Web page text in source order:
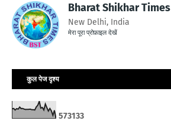
Bharat Shikhar Times
New Delhi, India
मेरा पूरा प्रोफ़ाइल देखें
कुल पेज दृश्य
573133